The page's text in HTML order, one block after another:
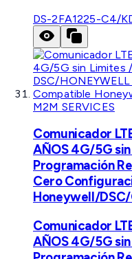
DS-2FA1225-C4/K
M2M SERVICES
Comunicador
AÑOS 4G/5G
Programación
Cero
Honeywell/
Comunicador
AÑOS 4G/5G